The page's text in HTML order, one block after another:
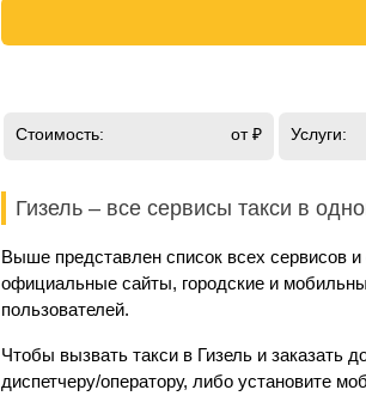
Стоимость: от ₽ Услуги:
Гизель – все сервисы такси в
Выше представлен список всех сервисов
официальные сайты, городские и
пользователей.
Чтобы вызвать такси в Гизель и заказать
диспетчеру/оператору, либо установите